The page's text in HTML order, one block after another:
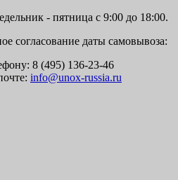
- пятница с 9:00 до 18:00.
согласование даты самовывоза:
8 (495) 136-23-46
info@unox-russia.ru